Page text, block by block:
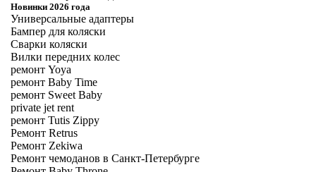
Новинки 2026 года
Универсальные адаптеры
Бампер для коляски
Сварки коляски
Вилки передних колес
ремонт Yoya
ремонт Baby Time
ремонт Sweet Baby
private jet rent
ремонт Tutis Zippy
Ремонт Retrus
Ремонт Zekiwa
Ремонт чемоданов в Санкт-Петербурге